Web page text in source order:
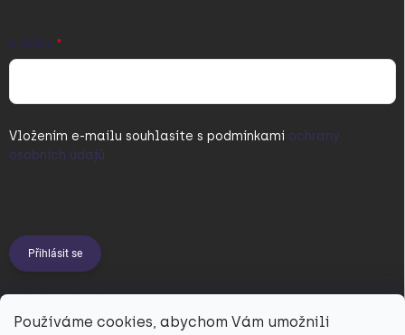
Používáme cookies, abychom Vám umožnili
E-MAIL
Vložením e-mailu souhlasíte s podmínkami ochrany
osobních údajů
Přihlásit se
PŘIJÍMÁME ONLINE PLATBY